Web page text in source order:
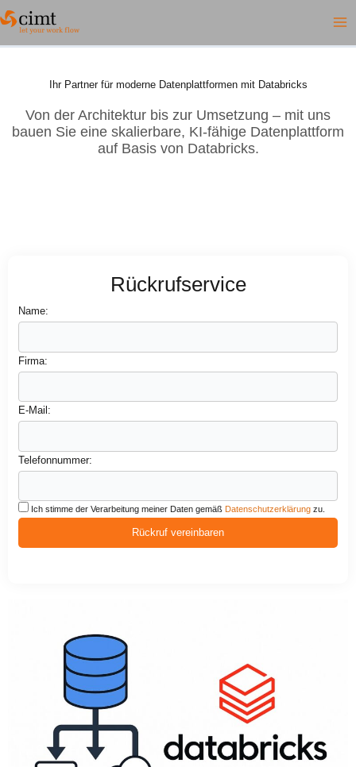
Zum
Inhalt
Ihr Partner für moderne Datenplattformen mit Databricks
Von der Architektur bis zur Umsetzung – mit uns
bauen Sie eine skalierbare, KI-fähige Datenplattform
auf Basis von Databricks.
Rückrufservice
Name:
Firma:
E-Mail:
Telefonnummer:
Ich stimme der Verarbeitung meiner Daten gemäß Datenschutzerklärungzu.
Rückruf vereinbaren